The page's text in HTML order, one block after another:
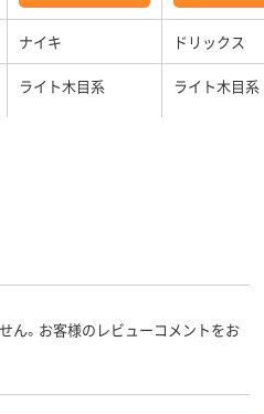
ナイキ ドリックス
ライト木目系 ライト木目系
ん。お客様のレビューコメントをお